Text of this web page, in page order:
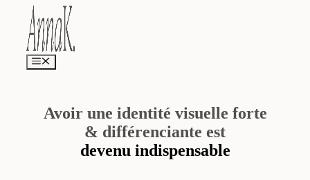
contenu
Menu
Avoir une identité visuelle forte
& différenciante est
devenu indispensable